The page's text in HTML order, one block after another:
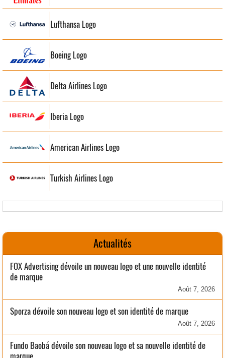
Lufthansa Logo
Boeing Logo
Delta Airlines Logo
Iberia Logo
American Airlines Logo
Turkish Airlines Logo
Actualités
FOX Advertising dévoile un nouveau logo et une nouvelle identité
de marque
Août 7, 2026
Sporza dévoile son nouveau logo et son identité de marque
Août 7, 2026
Fundo Baobá dévoile son nouveau logo et sa nouvelle identité de